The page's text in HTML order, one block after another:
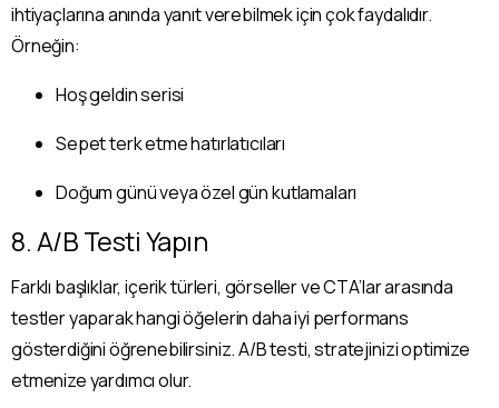
ihtiyaçlarına anında yanıt verebilmek için çok faydalıdır.
Örneğin:
Hoş geldin serisi
Sepet terk etme hatırlatıcıları
Doğum günü veya özel gün kutlamaları
8. A/B Testi Yapın
Farklı başlıklar, içerik türleri, görseller ve CTA’lar arasında
testler yaparak hangi öğelerin daha iyi performans
gösterdiğini öğrenebilirsiniz. A/B testi, stratejinizi optimize
etmenize yardımcı olur.